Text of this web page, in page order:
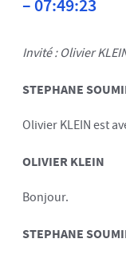
– 07:49:23
Invité : Olivier
STEPHANE
Olivier KLEIN est
OLIVIER KLEIN
Bonjour.
STEPHANE